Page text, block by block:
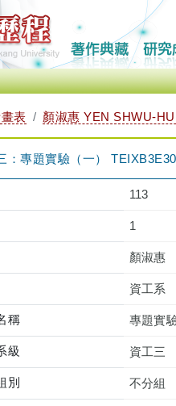
表 顏淑惠 YEN SHWU-
：專題實驗（一）
113
1
顏淑惠
資工系
稱 專題實
級 資工三
別 不分組